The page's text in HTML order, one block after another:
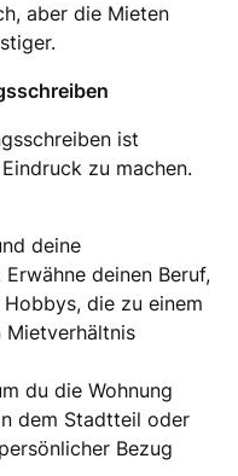
aber die Mieten
ist
zu machen.
deine
deinen Beruf,
die zu einem
Mietverhältnis
du die Wohnung
dem Stadtteil oder
Bezug